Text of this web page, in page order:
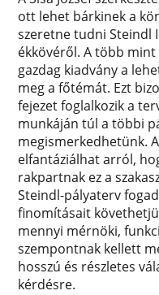
ott lehet bárkinek a
szeretne tudni Steindl
ékkövéről. A több
gazdag kiadvány a
meg a főtémát. Ezt
fejezet foglalkozik a
munkáján túl a többi
megismerkedhetünk.
elfantáziálhat arról,
rakpartnak ez a
Steindl-pályaterv
finomításait
mennyi mérnöki,
szempontnak kellett
hosszú és részletes
kérdésre.